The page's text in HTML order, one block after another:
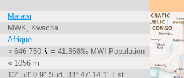
Malawi
MWK, Kwacha
Afrique
≈ 646 750
= 41.868‰ MWI Population
≈ 1056 m
13° 58' 0.9" Sud, 33° 47' 14.1" Est